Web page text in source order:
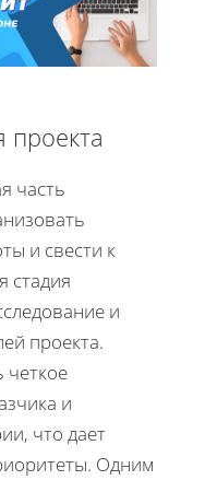
часть
и свести к
стадия
и
проекта.
и
что дает
Одним